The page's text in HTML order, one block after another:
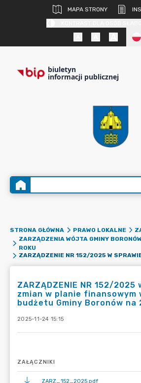
MAPA STRONY
biuletyn
informacji publicznej
STRONA GŁÓWNA PRAWO LOKALNE
ZARZĄDZENIA WÓJTA GMINY
ROKU
ZARZĄDZENIE NR 152/2025
zmian w planie finansowym
budżetu Gminy Boronów na
2025-11-24 15:15
ZAŁĄCZNIKI
ZARZ_152_2025.pdf